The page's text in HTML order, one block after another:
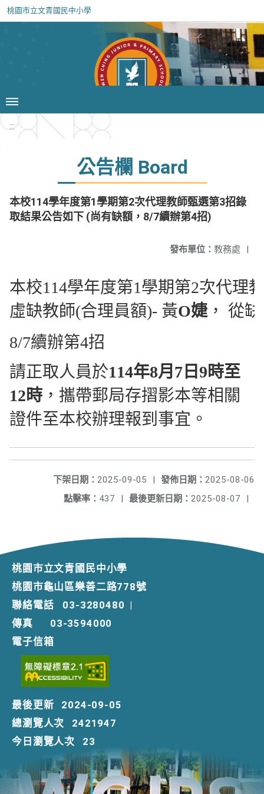
桃園市立文青國民中小學
:::
公告欄 Board
本校114學年度第1學期第2次代理教師甄選第3招錄
取結果公告如下 (尚有缺額，8/7續辦第4招)
發布單位： 教務處 |
本校114學年度第1學期第2次代理
虛缺教師(合理員額)- 黃O婕， 從
8/7續辦第4招
請正取人員於114年8月7日9時至
12時 ，攜帶郵局存摺影本等相關
證件至本校辦理報到事宜。
發佈日期： 2025-08-06
下架日期： 2025-09-05
|
最後更新日期： 2025-08-07 |
點擊率： 437 |
桃園市立文青國民中小學
桃園市龜山區樂善二路778號
聯絡電話
03-3280480 |
傳真
03-3594000
電子信箱
最後更新
2024-09-05
總瀏覽人次
2421947
今日瀏覽人次
23